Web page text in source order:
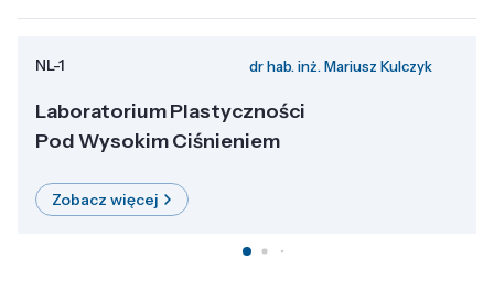
NL-1 dr hab. inż. Mariusz Kulczyk
Laboratorium Plastyczności
Pod Wysokim Ciśnieniem
Zobacz więcej